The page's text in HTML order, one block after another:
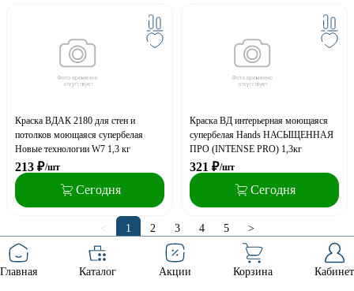
Краска ВДАК 2180 для стен и
потолков моющаяся супербелая
Новые технологии W7 1,3 кг
213 ₽/шт
Сегодня
Краска ВД интерьерная моющаяся
супербелая Hands НАСЫЩЕННАЯ
ПРО (INTENSE PRO) 1,3кг
321 ₽/шт
Сегодня
< 1 2 3 4 5 >
Главная Каталог Акции Корзина Кабинет